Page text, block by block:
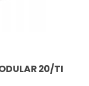
20/TI